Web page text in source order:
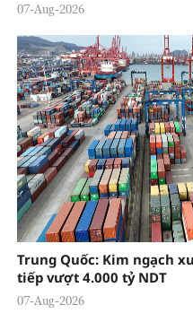
07-Aug-2026
Trung Quốc: Kim ngạch
tiếp vượt 4.000 tỷ NDT
07-Aug-2026